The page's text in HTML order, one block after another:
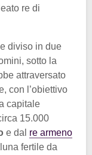
re di
diviso in due
sotto la
attraversato
con l’obiettivo
capitale
15.000
e dal re armeno
fertile da